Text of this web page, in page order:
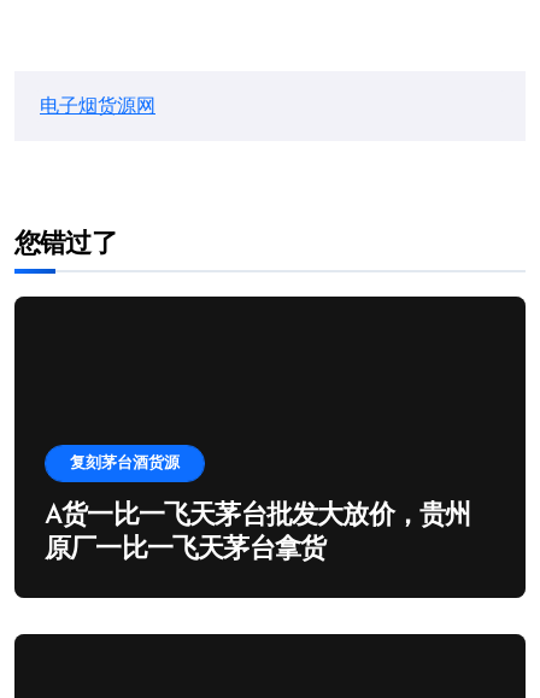
电子烟货源网
您错过了
复刻茅台酒货源
A货一比一飞天茅台批发大放价，贵州
原厂一比一飞天茅台拿货